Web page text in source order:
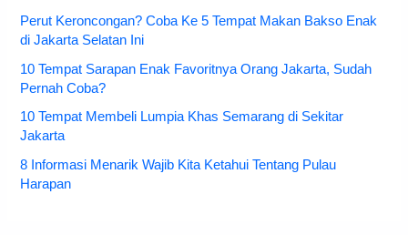
Perut Keroncongan? Coba Ke 5 Tempat Makan Bakso Enak
di Jakarta Selatan Ini
10 Tempat Sarapan Enak Favoritnya Orang Jakarta, Sudah
Pernah Coba?
10 Tempat Membeli Lumpia Khas Semarang di Sekitar
Jakarta
8 Informasi Menarik Wajib Kita Ketahui Tentang Pulau
Harapan